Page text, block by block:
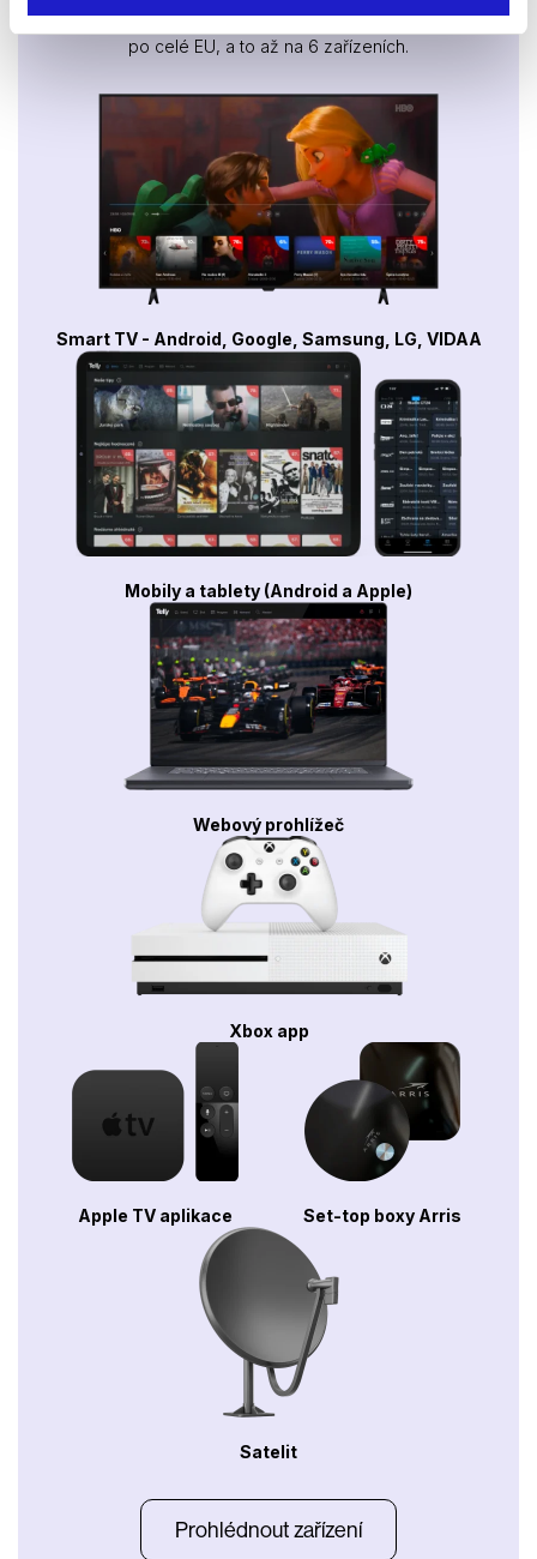
po celé EU, a to až na 6 zařízeních.
Smart TV - Android, Google, Samsung, LG, VIDAA
Mobily a tablety (Android a Apple)
Webový prohlížeč
Xbox app
Apple TV aplikace Set-top boxy Arris
Satelit
Prohlédnout zařízení